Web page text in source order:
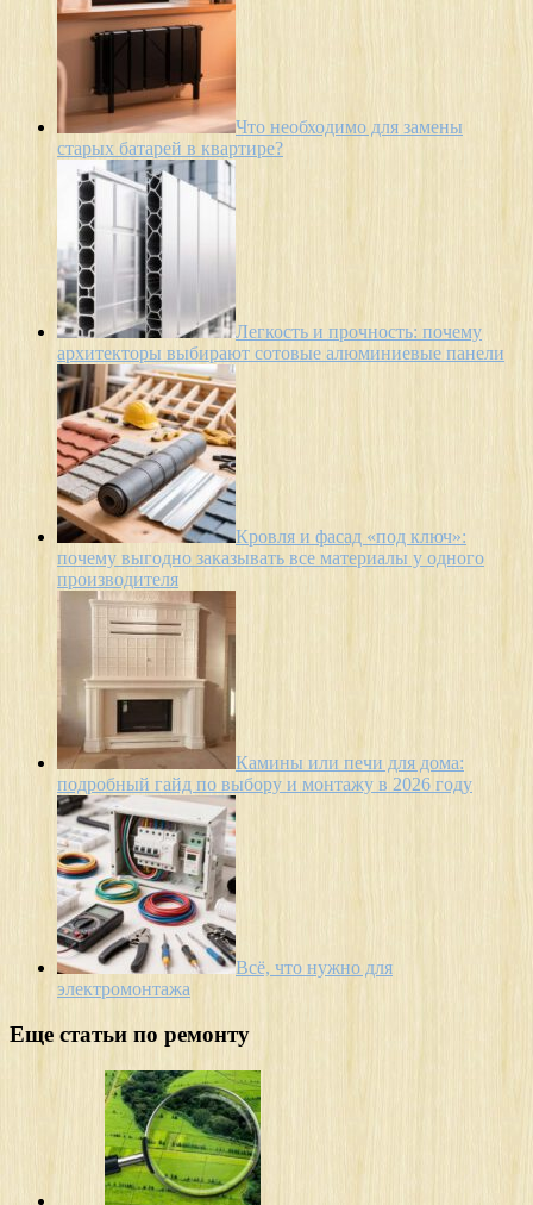
Что необходимо для замены
старых батарей в квартире?
Легкость и прочность: почему
архитекторы выбирают сотовые алюминиевые панели
Кровля и фасад «под ключ»:
почему выгодно заказывать все материалы у одного
производителя
Камины или печи для дома:
подробный гайд по выбору и монтажу в 2026 году
Всё, что нужно для
электромонтажа
Еще статьи по ремонту